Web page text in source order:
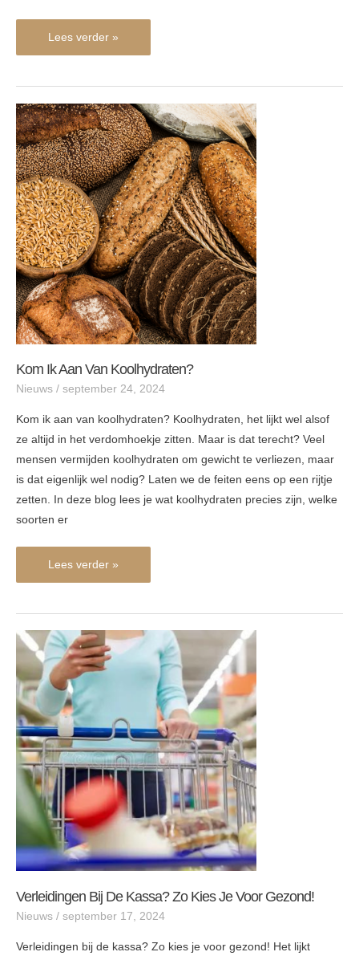
Lees verder »
Kom Ik Aan Van Koolhydraten?
Nieuws / september 24, 2024
Kom ik aan van koolhydraten? Koolhydraten, het lijkt wel alsof
ze altijd in het verdomhoekje zitten. Maar is dat terecht? Veel
mensen vermijden koolhydraten om gewicht te verliezen, maar
is dat eigenlijk wel nodig? Laten we de feiten eens op een rijtje
zetten. In deze blog lees je wat koolhydraten precies zijn, welke
soorten er
Kom
ik
aan
van
koolhydraten?
Lees verder »
Verleidingen Bij De Kassa? Zo Kies Je Voor Gezond!
Nieuws / september 17, 2024
Verleidingen bij de kassa? Zo kies je voor gezond! Het lijkt
Verleidingen
bij
de
kassa?
Zo
kies
je
voor
gezond!